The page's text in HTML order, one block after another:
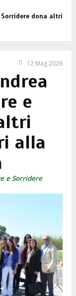
Sorridere dona altri
12 Mag 2026
e
alla
e Sorridere